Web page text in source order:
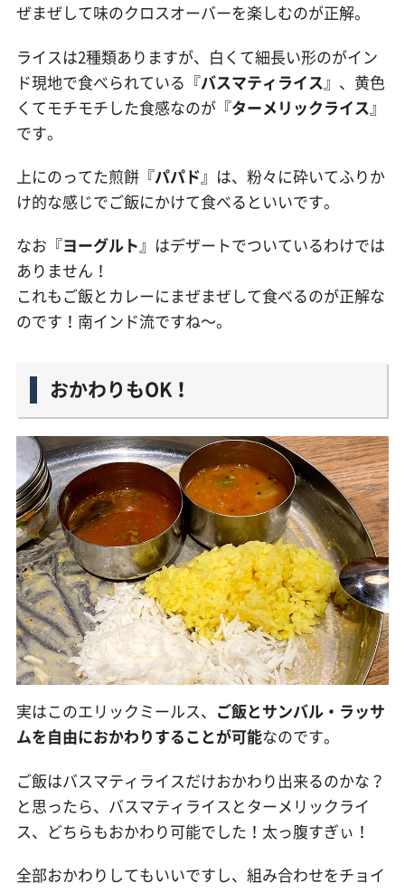
ぜまぜして味のクロスオーバーを楽しむのが正解。
ライスは2種類ありますが、白くて細長い形のがイン
ド現地で食べられている『バスマティライス 』、黄色
くてモチモチした食感なのが『ターメリックライス 』
です。
上にのってた煎餅『パパド 』は、粉々に砕いてふりか
け的な感じでご飯にかけて食べるといいです。
なお『ヨーグルト』はデザートでついているわけでは
ありません！
これもご飯とカレーにまぜまぜして食べるのが正解な
のです！南インド流ですね〜。
おかわりもOK！
実はこのエリックミールス、 ご飯とサンバル・ラッサ
ムを自由におかわりすることが可能なのです。
ご飯はバスマティライスだけおかわり出来るのかな？
と思ったら、バスマティライスとターメリックライ
ス、どちらもおかわり可能でした！太っ腹すぎぃ！
全部おかわりしてもいいですし、組み合わせをチョイ